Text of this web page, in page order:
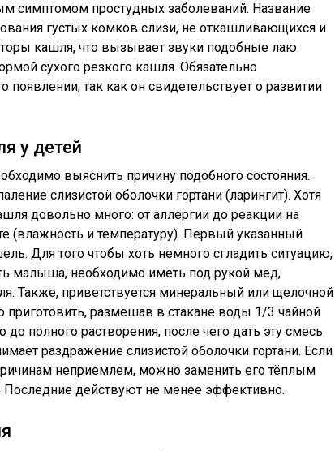
симптомом простудных заболеваний. Название
густых комков слизи, не откашливающихся и
кашля, что вызывает звуки подобные лаю.
сухого резкого кашля. Обязательно
появлении, так как он свидетельствует о развитии
у детей
выяснить причину подобного состояния.
слизистой оболочки гортани (ларингит). Хотя
довольно много: от аллергии до реакции на
(влажность и температуру). Первый указанный
Для того чтобы хоть немного сгладить ситуацию,
малыша, необходимо иметь под рукой мёд,
Также, приветствуется минеральный или щелочной
размешав в стакане воды 1/3 чайной
полного растворения, после чего дать эту смесь
раздражение слизистой оболочки гортани. Если
неприемлем, можно заменить его тёплым
действуют не менее эффективно.